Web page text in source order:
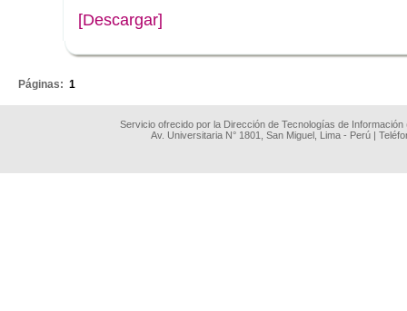
[Descargar]
Páginas: 1
Servicio ofrecido por la Dirección de Tecnologías de
Av. Universitaria N° 1801, San Miguel, Lima - Perú |